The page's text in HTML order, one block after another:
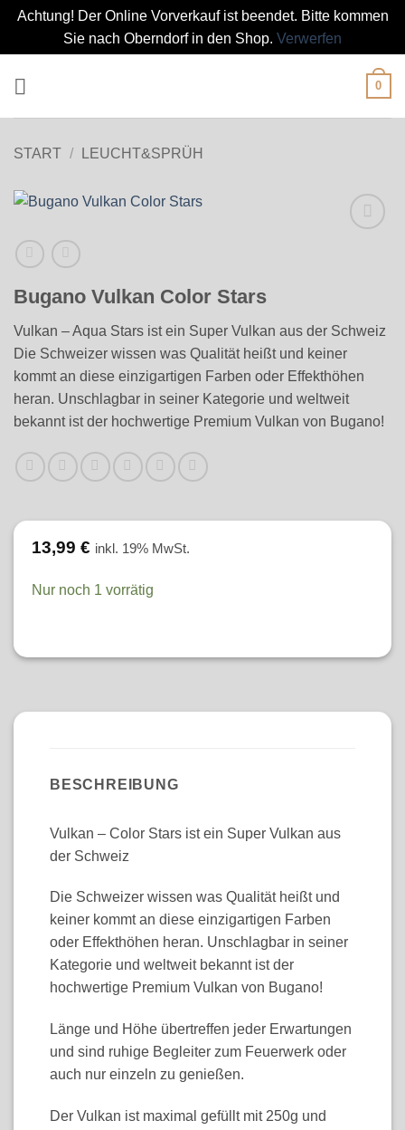
Achtung! Der Online Vorverkauf ist beendet. Bitte kommen
Sie nach Oberndorf in den Shop. Verwerfen
0
START / LEUCHT&SPRÜH
Bugano Vulkan Color Stars
Vulkan – Aqua Stars ist ein Super Vulkan aus der Schweiz
Die Schweizer wissen was Qualität heißt und keiner
kommt an diese einzigartigen Farben oder Effekthöhen
heran. Unschlagbar in seiner Kategorie und weltweit
bekannt ist der hochwertige Premium Vulkan von Bugano!
13,99 € inkl. 19% MwSt.
Nur noch 1 vorrätig
BESCHREIBUNG
Vulkan – Color Stars ist ein Super Vulkan aus
der Schweiz
Die Schweizer wissen was Qualität heißt und
keiner kommt an diese einzigartigen Farben
oder Effekthöhen heran. Unschlagbar in seiner
Kategorie und weltweit bekannt ist der
hochwertige Premium Vulkan von Bugano!
Länge und Höhe übertreffen jeder Erwartungen
und sind ruhige Begleiter zum Feuerwerk oder
auch nur einzeln zu genießen.
Der Vulkan ist maximal gefüllt mit 250g und